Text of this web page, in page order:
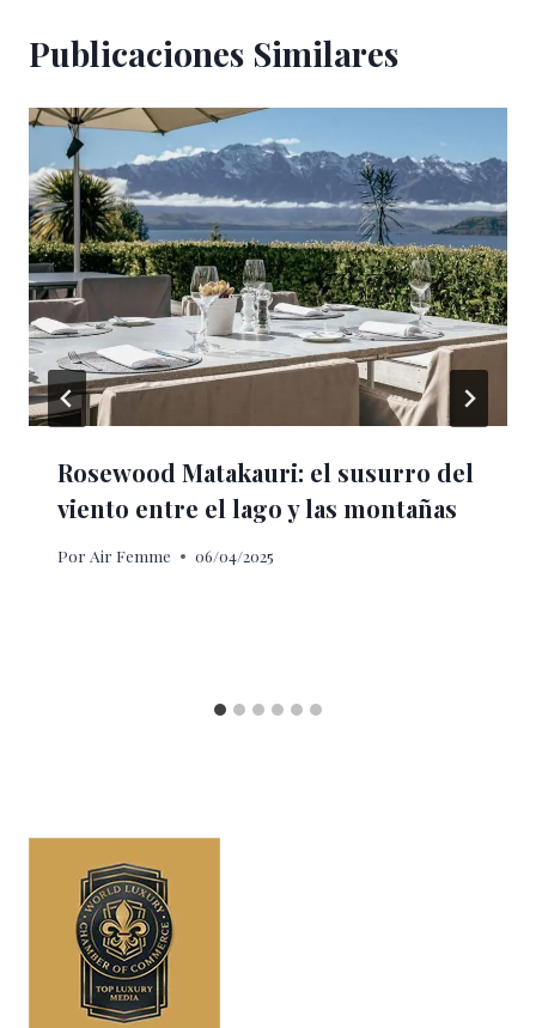
Publicaciones Similares
Rosewood Matakauri: el susurro del
viento entre el lago y las montañas
Por Air Femme 06/04/2025